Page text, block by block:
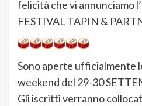
felicità che vi annunciamo
FESTIVAL TAPIN &
Sono aperte ufficialmente
weekend del 29-30
Gli iscritti verranno